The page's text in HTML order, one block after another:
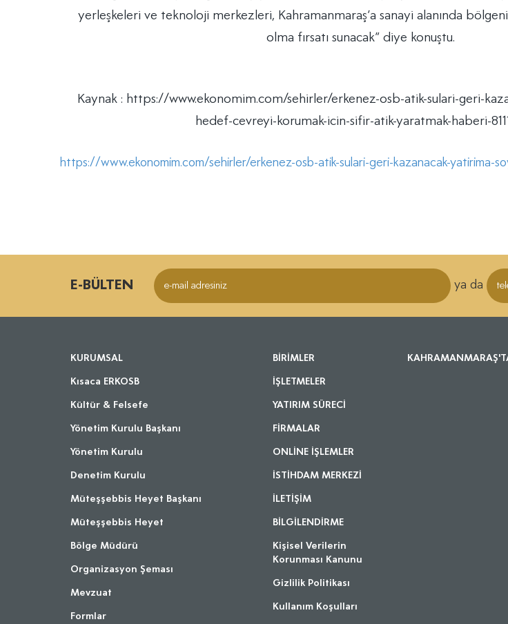
yerleşkeleri ve teknoloji merkezleri, Kahramanmaraş’a sanayi alanında
olma fırsatı sunacak” diye konuştu.
Kaynak : https://www.ekonomim.com/sehirler/erkenez-osb-atik-sulari-geri-
hedef-cevreyi-korumak-icin-sifir-atik-yaratmak-haberi-
https://www.ekonomim.com/sehirler/erkenez-osb-atik-sulari-geri-kazanacak-yatirima-
E-BÜLTEN ya da
KURUMSAL
Kısaca ERKOSB
Kültür & Felsefe
Yönetim Kurulu Başkanı
Yönetim Kurulu
Denetim Kurulu
Müteşşebbis Heyet Başkanı
Müteşşebbis Heyet
Bölge Müdürü
Organizasyon Şeması
Mevzuat
Formlar
BİRİMLER
İŞLETMELER
YATIRIM SÜRECİ
FİRMALAR
ONLİNE İŞLEMLER
İSTİHDAM MERKEZİ
İLETİŞİM
BİLGİLENDİRME
Kişisel Verilerin
Korunması Kanunu
Gizlilik Politikası
Kullanım Koşulları